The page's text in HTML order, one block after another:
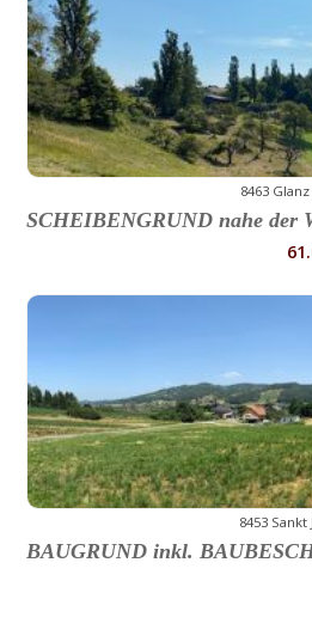
8463
SCHEIBENGRUND nahe der
8453
BAUGRUND inkl.